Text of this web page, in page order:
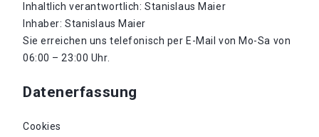
Inhaltlich verantwortlich: Stanislaus Maier
Inhaber: Stanislaus Maier
Sie erreichen uns telefonisch per E-Mail von Mo-Sa von
06:00 – 23:00 Uhr.
Datenerfassung
Cookies